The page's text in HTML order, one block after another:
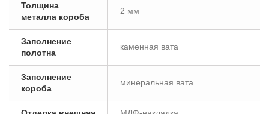
Толщина
металла короба
2 мм
Заполнение
полотна
каменная вата
Заполнение
короба
минеральная вата